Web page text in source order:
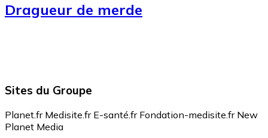
Dragueur de merde
Sites du Groupe
Planet.fr Medisite.fr E-santé.fr Fondation-medisite.fr New
Planet Media